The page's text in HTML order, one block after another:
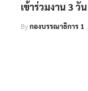
เข้าร่วมงาน 3 วั
Byกองบรรณาธิการ 1